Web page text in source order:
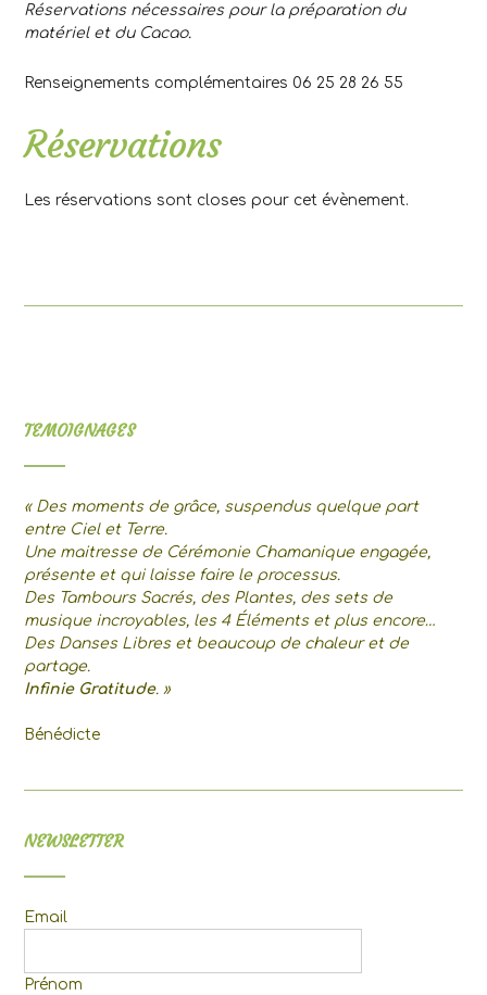
Réservations nécessaires pour la préparation du
matériel et du Cacao.
Renseignements complémentaires 06 25 28 26 55
Réservations
Les réservations sont closes pour cet évènement.
TEMOIGNAGES
« Des moments de grâce, suspendus quelque part
entre Ciel et Terre.
Une maitresse de Cérémonie Chamanique engagée,
présente et qui laisse faire le processus.
Des Tambours Sacrés, des Plantes, des sets de
musique incroyables, les 4 Éléments et plus encore…
Des Danses Libres et beaucoup de chaleur et de
partage.
Infinie Gratitude. »
Bénédicte
NEWSLETTER
Email
Prénom